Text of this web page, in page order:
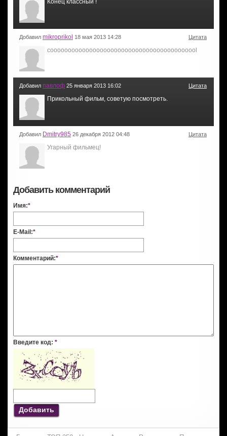
Добавил mikroprikol 18 мая 2013 14:28 Цитата
coooooooooooooooooooooooooooooooooooooooool
Добавил павлоф 25 января 2013 16:02 Цитата
Прикольный фильм, советую посмотреть.
Добавил Dmitry985 26 декабря 2012 04:48 Цитата
Угарный фильмец!
Добавить комментарий
Имя:*
E-Mail:*
Комментарий:*
Введите код: *
Добавить